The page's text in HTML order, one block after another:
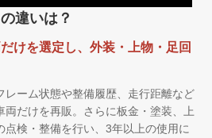
違いは？
けを選定し、外装・上物・足回
レーム状態や整備履歴、走行距離など
だけを再販。さらに板金・塗装、上
検・整備を行い、3年以上の使用に